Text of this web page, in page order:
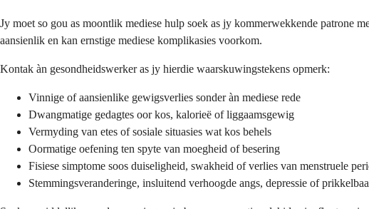
Jy moet so gou as moontlik mediese hulp soek as jy kommerwekkende patrone
aansienlik en kan ernstige mediese komplikasies voorkom.
Kontak àn gesondheidswerker as jy hierdie waarskuwingstekens opmerk:
Vinnige of aansienlike gewigsverlies sonder àn mediese rede
Dwangmatige gedagtes oor kos, kalorieë of liggaamsgewig
Vermyding van etes of sosiale situasies wat kos behels
Oormatige oefening ten spyte van moegheid of besering
Fisiese simptome soos duiseligheid, swakheid of verlies van menstruele
Stemmingsveranderinge, insluitend verhoogde angs, depressie of